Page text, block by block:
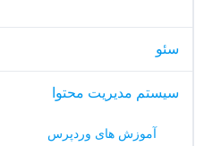
سئو
سیستم مدیریت محتوا
آموزش های وردپرس